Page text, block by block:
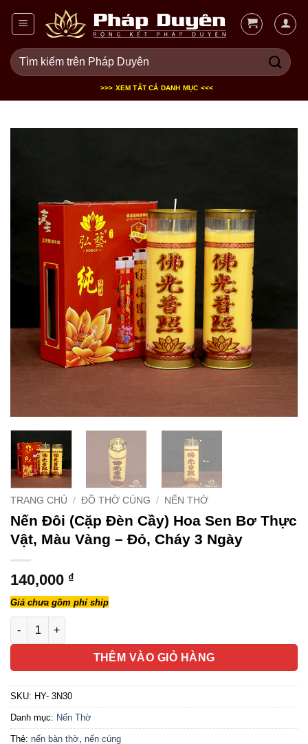
dung
Tìm
kiếm:
>>> XEM TẤT CẢ DANH MỤC <<<
TRANG CHỦ / ĐỒ THỜ CÚNG / NẾN THỜ
Nến Đôi (Cặp Đèn Cầy) Hoa Sen Bơ Thực
Vật, Màu Vàng – Đỏ, Cháy 3 Ngày
140,000 ₫
Giá chưa gồm phí ship
Nến Đôi (Cặp Đèn Cầy) Hoa Sen Bơ Thực Vật, Màu Vàng - Đỏ,
THÊM VÀO GIỎ HÀNG
SKU: HY- 3N30
Danh mục: Nến Thờ
Thẻ: nến bàn thờ nến cúng